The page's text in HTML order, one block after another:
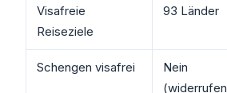
Visafreie
Reiseziele
93 Länder
Schengen visafrei
Nein
(widerrufen